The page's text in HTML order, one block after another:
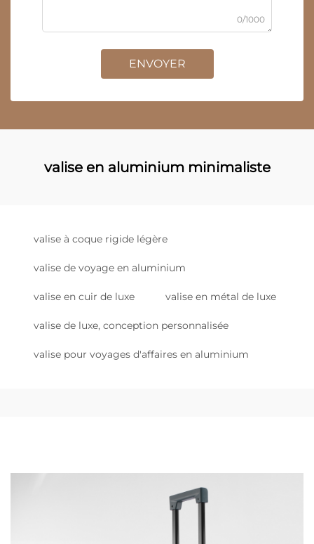
0/1000
ENVOYER
valise en aluminium minimaliste
valise à coque rigide légère
valise de voyage en aluminium
valise en cuir de luxe valise en métal de luxe
valise de luxe, conception personnalisée
valise pour voyages d'affaires en aluminium